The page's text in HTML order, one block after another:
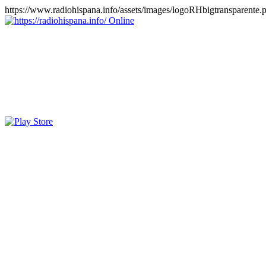
https://www.radiohispana.info/assets/images/
Online